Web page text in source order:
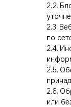
2.2.
2.3.
по
2.4.
2.5.
2.6.
или